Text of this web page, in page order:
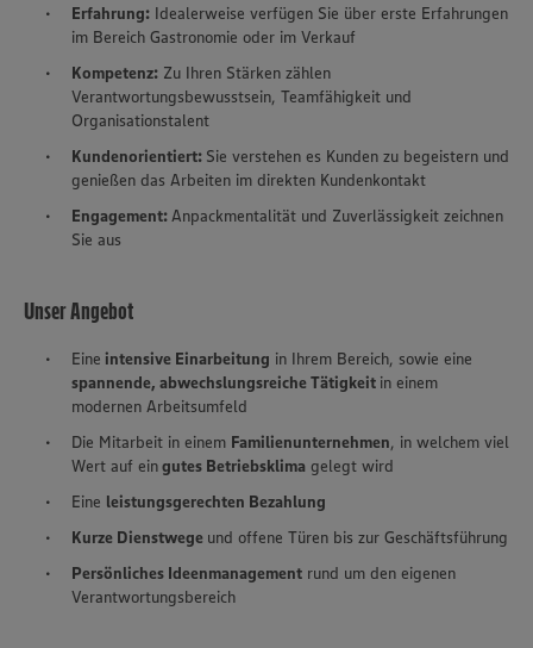
Erfahrung: Idealerweise verfügen Sie über erste Erfahrungen
im Bereich Gastronomie oder im Verkauf
Kompetenz: Zu Ihren Stärken zählen
Verantwortungsbewusstsein, Teamfähigkeit und
Organisationstalent
Kundenorientiert: Sie verstehen es Kunden zu begeistern und
genießen das Arbeiten im direkten Kundenkontakt
Engagement:Anpack­mentalität und Zuver­lässig­keit zeichnen
Sie aus
Unser Angebot
Eine intensive Einarbeitung in Ihrem Bereich, sowie eine
spannende, abwechslungsreiche Tätigkeit in einem
modernen Arbeitsumfeld
Die Mitarbeit in einem Familienunternehmen, in welchem viel
Wert auf eingutes Betriebs­klima gelegt wird
Eine leistungsgerechten Bezahlung
Kurze Dienstwege und offene Türen bis zur Geschäftsführung
Persönliches Ideenmanagement rund um den eigenen
Verantwortungsbereich